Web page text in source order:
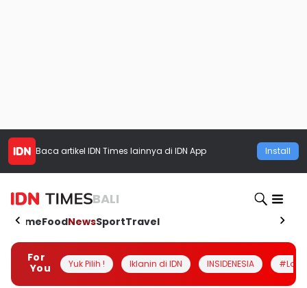
Baca artikel IDN Times lainnya di IDN App Install
BALI
HomeFoodNewsSportTravel
For
You
Yuk Pilih ! Iklanin di IDN INSIDENESIA